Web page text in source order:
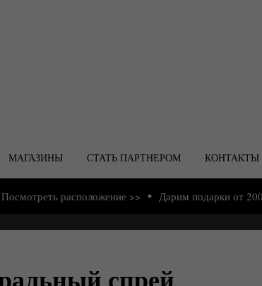
МАГАЗИНЫ СТАТЬ ПАРТНЕРОМ КОНТАКТЫ
расположение >> Дарим подарки от 2000 руб